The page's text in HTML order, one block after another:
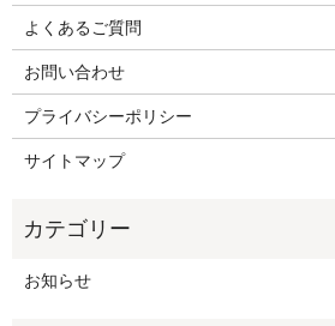
よくあるご質問
お問い合わせ
プライバシーポリシー
サイトマップ
お知らせ